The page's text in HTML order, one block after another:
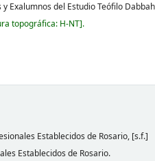
Exalumnos del Estudio Teófilo
topográfica: H-NT .
Establecidos de Rosario, [s.f.]
Establecidos de Rosario.